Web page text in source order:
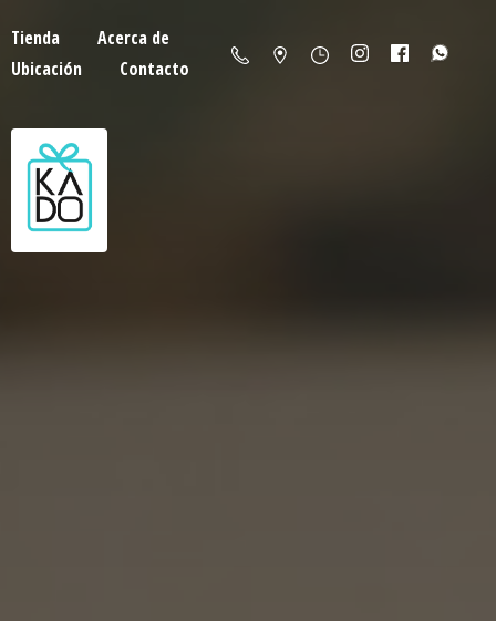
Tienda
Acerca de
Ubicación
Contacto